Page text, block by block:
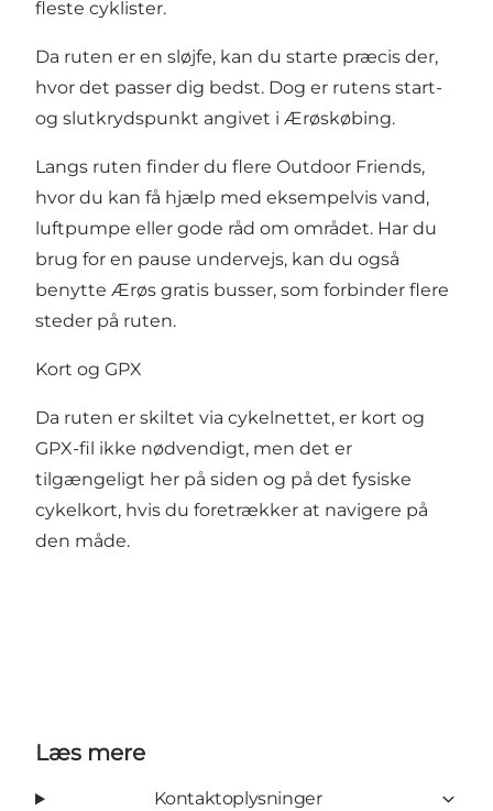
fleste cyklister.
Da ruten er en sløjfe, kan du starte præcis der,
hvor det passer dig bedst. Dog er rutens start-
og slutkrydspunkt angivet i Ærøskøbing.
Langs ruten finder du flere Outdoor Friends,
hvor du kan få hjælp med eksempelvis vand,
luftpumpe eller gode råd om området. Har du
brug for en pause undervejs, kan du også
benytte Ærøs gratis busser, som forbinder flere
steder på ruten.
Kort og GPX
Da ruten er skiltet via cykelnettet, er kort og
GPX-fil ikke nødvendigt, men det er
tilgængeligt her på siden og på det fysiske
cykelkort, hvis du foretrækker at navigere på
den måde.
Læs mere
Kontaktoplysninger